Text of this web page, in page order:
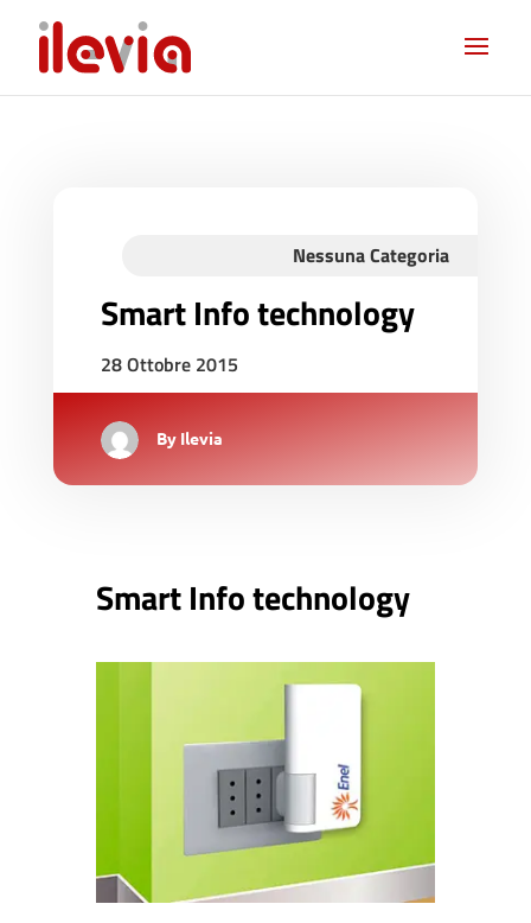
Nessuna Categoria
Smart Info technology
28 Ottobre 2015
By Ilevia
Smart Info technology